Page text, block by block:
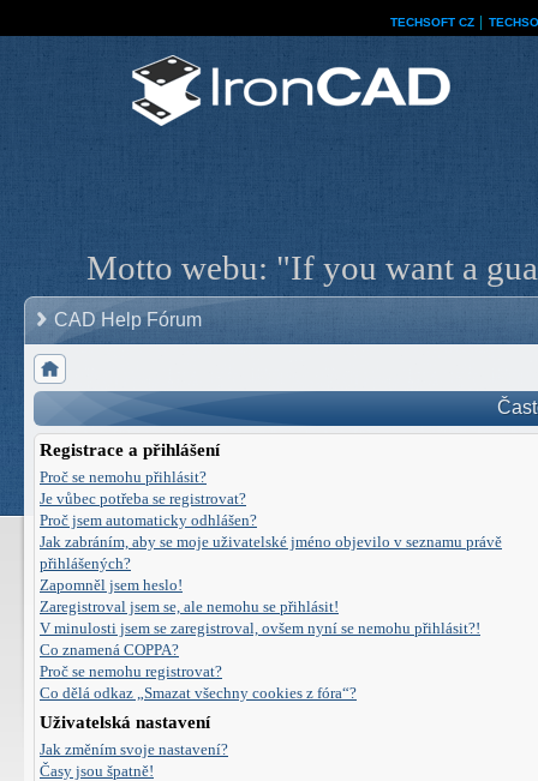
TECHSOFT CZ
Motto webu: "If you want a
CAD Help Fórum
Registrace a přihlášení
Proč se nemohu přihlásit?
Je vůbec potřeba se registrovat?
Proč jsem automaticky odhlášen?
Jak zabráním, aby se moje uživatelské jméno objevilo v seznamu právě
přihlášených?
Zapomněl jsem heslo!
Zaregistroval jsem se, ale nemohu se přihlásit!
V minulosti jsem se zaregistroval, ovšem nyní se nemohu přihlásit?!
Co znamená COPPA?
Proč se nemohu registrovat?
Co dělá odkaz „Smazat všechny cookies z fóra“?
Uživatelská nastavení
Jak změním svoje nastavení?
Časy jsou špatně!